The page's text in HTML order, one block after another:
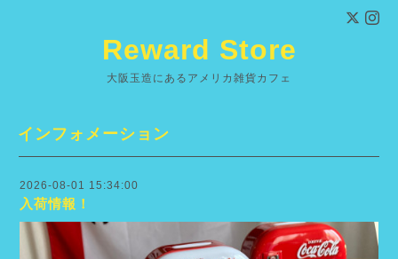
Reward Store
大阪玉造にあるアメリカ雑貨カフェ
インフォメーション
2026-08-01 15:34:00
入荷情報！